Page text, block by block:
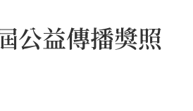
公益傳播獎照